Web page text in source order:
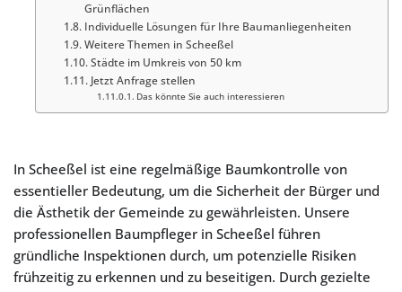
Grünflächen
Individuelle Lösungen für Ihre Baumanliegenheiten
Weitere Themen in Scheeßel
Städte im Umkreis von 50 km
Jetzt Anfrage stellen
Das könnte Sie auch interessieren
In Scheeßel ist eine regelmäßige Baumkontrolle von
essentieller Bedeutung, um die Sicherheit der Bürger und
die Ästhetik der Gemeinde zu gewährleisten. Unsere
professionellen Baumpfleger in Scheeßel führen
gründliche Inspektionen durch, um potenzielle Risiken
frühzeitig zu erkennen und zu beseitigen. Durch gezielte